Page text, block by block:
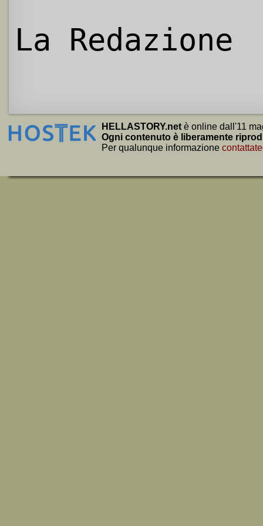
La Redazione
HELLASTORY.net è online dall'11
Ogni contenuto è liberamente
Per qualunque informazione